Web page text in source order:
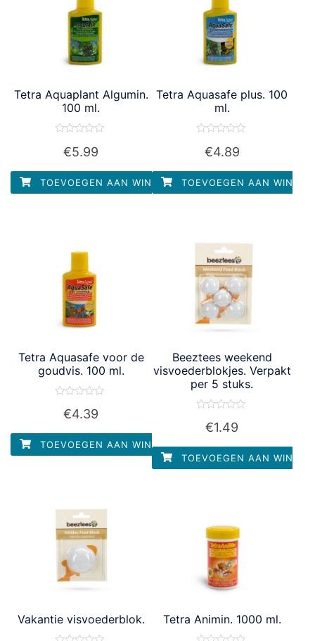
Tetra Aquaplant Algumin.
100 ml.
5
€5.99
TOEVOEGEN AAN WINKELWAGEN
Tetra Aquasafe plus. 100
ml.
5
€4.89
TOEVOEGEN AAN
Tetra Aquasafe voor de
goudvis. 100 ml.
5
€4.39
TOEVOEGEN AAN WINKELWAGEN
Beeztees weekend
visvoederblokjes. Verpakt
per 5 stuks.
5
€1.49
TOEVOEGEN AAN
Vakantie visvoederblok. Tetra Animin. 1000 ml.